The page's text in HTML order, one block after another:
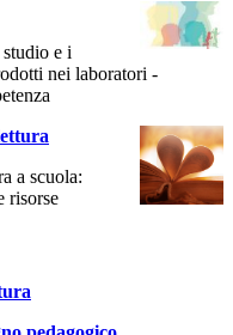
e i
nei laboratori -
a scuola:
risorse